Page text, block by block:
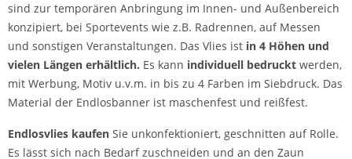
sind zur temporären Anbringung im Innen- und Außenbereich
konzipiert, bei Sportevents wie z.B. Radrennen, auf Messen
und sonstigen Veranstaltungen. Das Vlies ist in 4 Höhen und
vielen Längen erhältlich. Es kann individuell bedruckt werden,
mit Werbung, Motiv u.v.m. in bis zu 4 Farben im Siebdruck. Das
Material der Endlosbanner ist maschenfest und reißfest.
Endlosvlies kaufen Sie unkonfektioniert, geschnitten auf Rolle.
Es lässt sich nach Bedarf zuschneiden und an den Zaun